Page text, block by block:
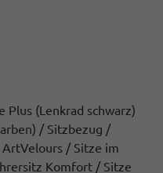
(Lenkrad schwarz)
/ Sitzbezug /
/ Sitze im
Komfort / Sitze